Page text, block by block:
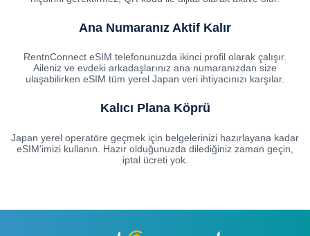
Ana Numaranız Aktif Kalır
RentnConnect eSIM telefonunuzda ikinci profil olarak çalışır.
Aileniz ve evdeki arkadaşlarınız ana numaranızdan size
ulaşabilirken eSIM tüm yerel Japan veri ihtiyacınızı karşılar.
Kalıcı Plana Köprü
Japan yerel operatöre geçmek için belgelerinizi hazırlayana kadar
eSIM'imizi kullanın. Hazır olduğunuzda dilediğiniz zaman geçin,
iptal ücreti yok.